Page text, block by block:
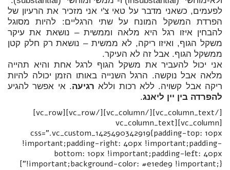
לפעמים, כשאני מדבר על טאי צ'י אני מזכיר את הרעיון של
הפרדת המשקל המונח על שתי הרגליים: להיות מסוגל
להבחין איזו רגל היא מלאה וממשית – נושאת את עיקר
משקל הגוף, ואיזו ריקה, לא ממשית – נושאת רק חלק קטן
ממשקל הגוף. אבל זה לא העיקר.
אני יכול להעביר את משקל הגוף לרגל אחת והיא תהייה
מלאה אבל נוקשה. הרגל השנייה באותו הזמן יכולה להיות
ריקה אבל קשויה. ללא רכות וללא רגיעה. אי אפשר להגיע
להפרדה בין יין ליאנג.
[/vc_column_text][/vc_column][/vc_row][vc_row]
[vc_column][vc_column_text
css=".vc_custom_1425490342919{padding-top: 10px
!important;padding-right: 40px !important;padding-
bottom: 10px !important;padding-left: 40px
!important;background-color: #e1ede9 !important;}"]